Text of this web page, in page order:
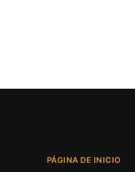
PÁGINA DE INICIO